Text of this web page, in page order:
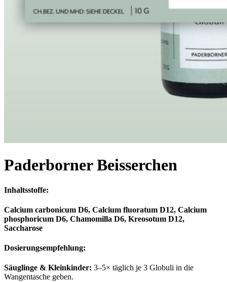
Paderborner Beisserchen
Inhaltsstoffe:
Calcium carbonicum D6, Calcium fluoratum D12, Calcium
phosphoricum D6, Chamomilla D6, Kreosotum D12,
Saccharose
Dosierungsempfehlung:
Säuglinge & Kleinkinder: 3–5× täglich je 3 Globuli in die
Wangentasche geben.